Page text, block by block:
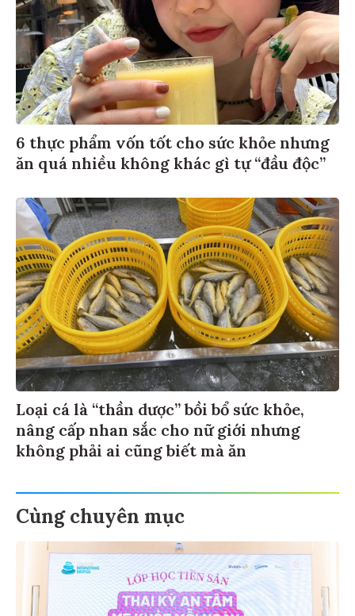
6 thực phẩm vốn tốt cho sức khỏe nhưng
ăn quá nhiều không khác gì tự “đầu độc”
Loại cá là “thần dược” bồi bổ sức khỏe,
nâng cấp nhan sắc cho nữ giới nhưng
không phải ai cũng biết mà ăn
Cùng chuyên mục